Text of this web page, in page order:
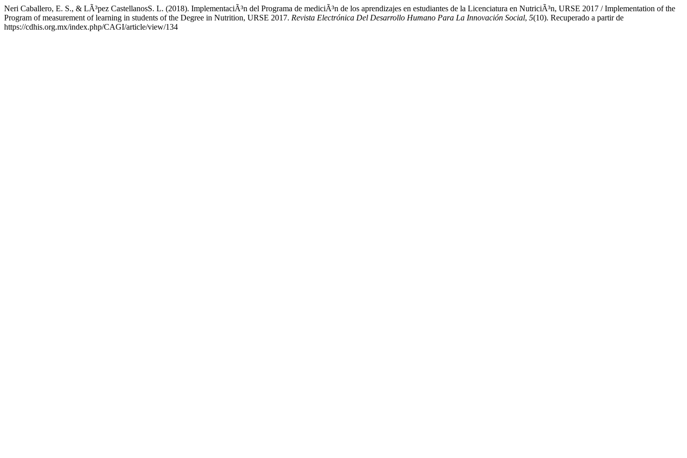
Neri Caballero, E. S., & LÃ³pez CastellanosS. L. (2018). ImplementaciÃ³n del Programa de mediciÃ³n de los aprendizajes en estudiantes de la Licenciatura en NutriciÃ³n, URSE 2017 / Implementation of the
Program of measurement of learning in students of the Degree in Nutrition, URSE 2017. Revista Electrónica Del Desarrollo Humano Para La Innovación Social, 5(10). Recuperado a partir de
https://cdhis.org.mx/index.php/CAGI/article/view/134